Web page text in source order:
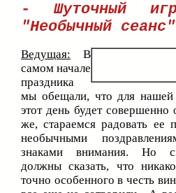
- Шуточный
"Необычный сеанс"
Ведущая: В
самом начале
праздника
мы обещали, что для
этот день будет
же, стараемся радовать ее
необычными
знаками внимания. Но
должны сказать, что
точно особенного в честь